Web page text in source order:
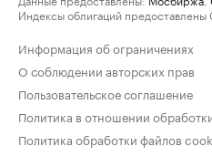
Индексы облигаций предоставлены
Информация об ограничениях
О соблюдении авторских прав
Пользовательское соглашение
Политика в отношении
Политика обработки файлов